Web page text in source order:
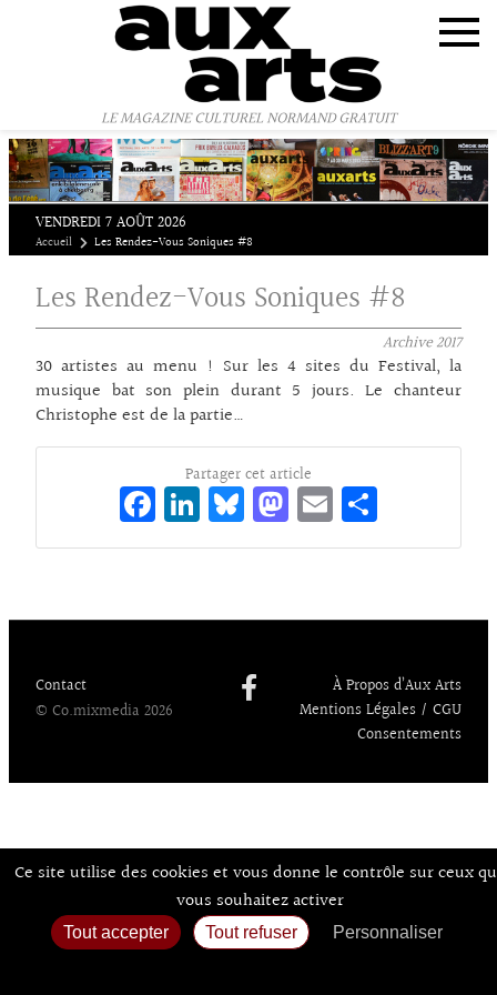
LE MAGAZINE CULTUREL NORMAND GRATUIT
VENDREDI 7 AOÛT 2026
Accueil Les Rendez-Vous Soniques #8
Les Rendez-Vous Soniques #8
Archive2017
30 artistes au menu ! Sur les 4 sites du Festival, la
musique bat son plein durant 5 jours. Le chanteur
Christophe est de la partie…
Partager cet article
Fa
ce
o
Li
n
dI
Bl
ue
y
M
as
d
E
m
l
rt
er
Contact
© Co.mixmedia 2026
À Propos d’Aux Arts
Mentions Légales / CGU
Consentements
Panneau de gestion des cookies
Ce site utilise des cookies et vous donne le contrôle sur ceux
vous souhaitez activer
Tout accepter Tout refuser
Personnaliser